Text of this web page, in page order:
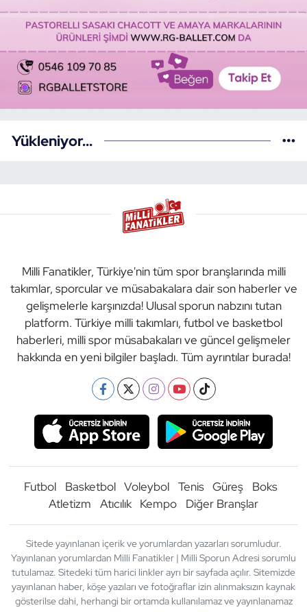
Yükleniyor...
Milli Fanatikler, Türkiye'nin tüm spor branşlarında milli
takımlar, sporcular ve müsabakalara dair son haberler ve
gelişmelerle karşınızda! Ulusal sporun nabzını tutan
platform. Türkiye milli takımları, futbol ve basketbol
haberleri, milli spor müsabakaları ve güncel gelişmeler
hakkında en yeni bilgiler başladı. Tüm ayrıntılar burada!
Futbol Basketbol Voleybol Tenis Güreş
Boks
Atletizm
Atıcılık Kempo Diğer Branşlar
Sitede yayınlanan içerik ve yorumlardan yazarları sorumludur.
Yayınlanan yorumlardan Milli Fanatikler | Milli Sporun Adresi sorumlu
tutulamaz. Sitedeki tüm harici linkler ayrı bir sayfada açılır. Sitemizde
yayınlanan haber, köşe yazıları ve fotoğraflar izin alınmaksızın kaynak
gösterilse dahi, herhangi bir ortamda kullanılamaz ve yayınlanamaz